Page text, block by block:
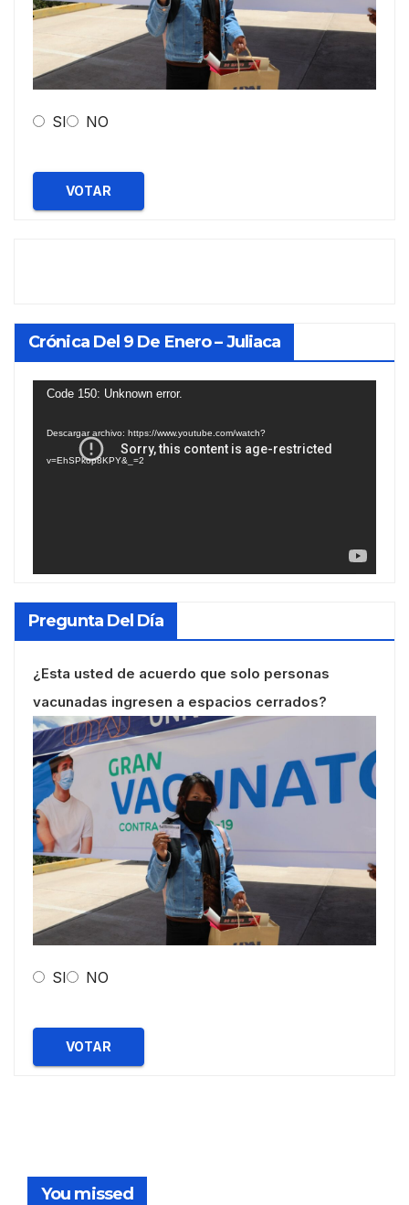
SI NO
VOTAR
Crónica Del 9 De Enero – Juliaca
Reproductor
Code 150: Unknown error.
Descargar archivo: https://www.youtube.com/watch?
v=EhSPkop8KPY&_=2
Pregunta Del Día
¿Esta usted de acuerdo que solo personas
vacunadas ingresen a espacios cerrados?
SI NO
VOTAR
You missed